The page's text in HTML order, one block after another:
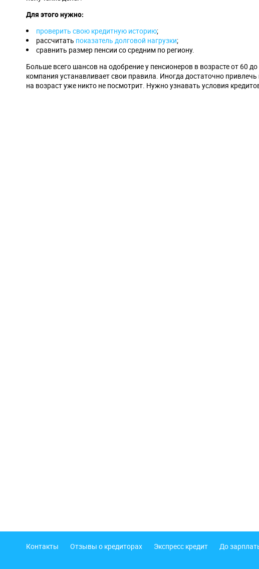
Для этого нужно:
проверить свою кредитную историю;
рассчитать показатель долговой нагрузки;
сравнить размер пенсии со средним по региону.
Больше всего шансов на одобрение у пенсионеров в возрасте от 60
компания устанавливает свои правила. Иногда достаточно
на возраст уже никто не посмотрит. Нужно узнавать условия
Подвал
Контакты Отзывы о кредиторах Экспресс кредит До